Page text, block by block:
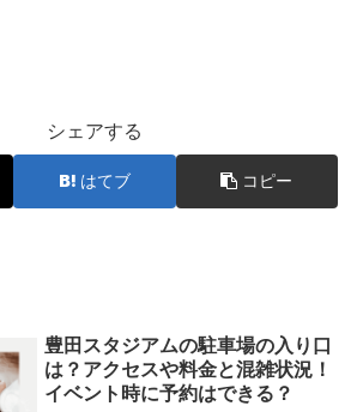
シェアする
はてブ コピー
豊田スタジアムの駐車場の入り口
は？アクセスや料金と混雑状況！
イベント時に予約はできる？